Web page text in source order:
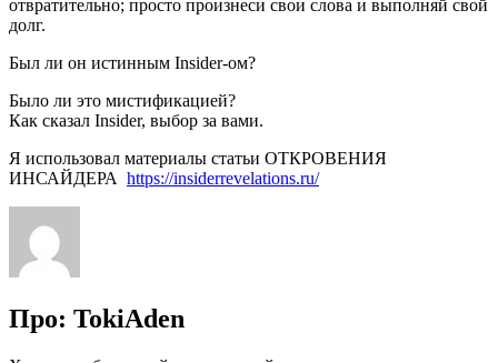
отвратительно; просто произнеси свои слова и выполняй свой
долг.
Был ли он истинным Insider-ом?
Было ли это мистификацией?
Как сказал Insider, выбор за вами.
Я использовал материалы статьи ОТКРОВЕНИЯ
ИНСАЙДЕРА https://insiderrevelations.ru/
Про: TokiAden